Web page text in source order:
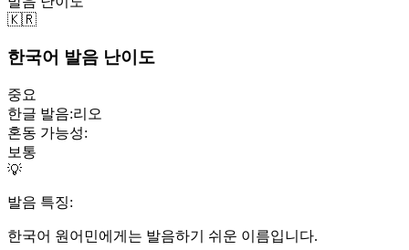
🇰🇷
한국어 발음 난이도
중요
한글 발음:리오
혼동 가능성:
보통
💡
발음 특징:
한국어 원어민에게는 발음하기 쉬운 이름입니다.